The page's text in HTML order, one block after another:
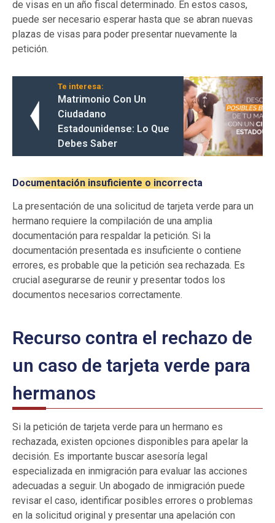
de visas en un año fiscal determinado. En estos casos,
puede ser necesario esperar hasta que se abran nuevas
plazas de visas para poder presentar nuevamente la
petición.
Te interesa:
Matrimonio Con Un
Ciudadano
Estadounidense: Lo Que
Debes Saber
Documentación insuficiente o incorrecta
La presentación de una solicitud de tarjeta verde para un
hermano requiere la compilación de una amplia
documentación para respaldar la petición. Si la
documentación presentada es insuficiente o contiene
errores, es probable que la petición sea rechazada. Es
crucial asegurarse de reunir y presentar todos los
documentos necesarios correctamente.
Recurso contra el rechazo de
un caso de tarjeta verde para
hermanos
Si la petición de tarjeta verde para un hermano es
rechazada, existen opciones disponibles para apelar la
decisión. Es importante buscar asesoría legal
especializada en inmigración para evaluar las acciones
adecuadas a seguir. Un abogado de inmigración puede
revisar el caso, identificar posibles errores o problemas
en la solicitud original y presentar una apelación con